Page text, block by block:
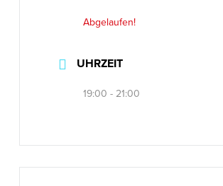
Abgelaufen!
UHRZEIT
19:00 - 21:00